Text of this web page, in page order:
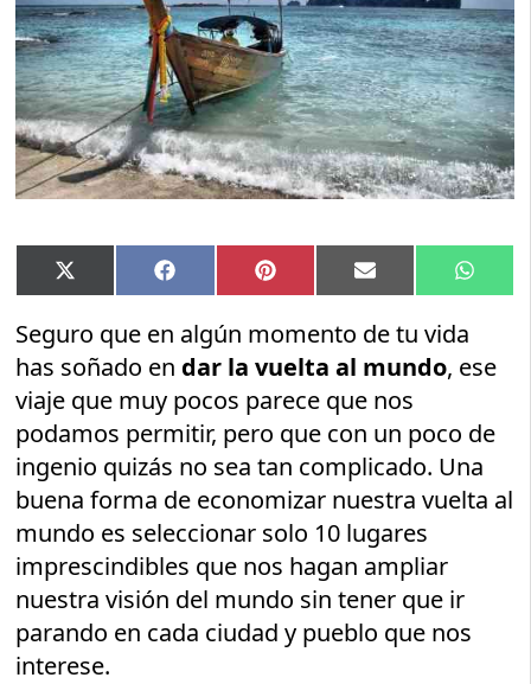
Compartir
en
X
(Twitter)
Compartir
en
Facebook Compartir
en
Pinterest Compartir
en
Email
en
Seguro que en algún momento de tu vida
has soñado en dar la vuelta al mundo, ese
viaje que muy pocos parece que nos
podamos permitir, pero que con un poco de
ingenio quizás no sea tan complicado. Una
buena forma de economizar nuestra vuelta al
mundo es seleccionar solo 10 lugares
imprescindibles que nos hagan ampliar
nuestra visión del mundo sin tener que ir
parando en cada ciudad y pueblo que nos
interese.